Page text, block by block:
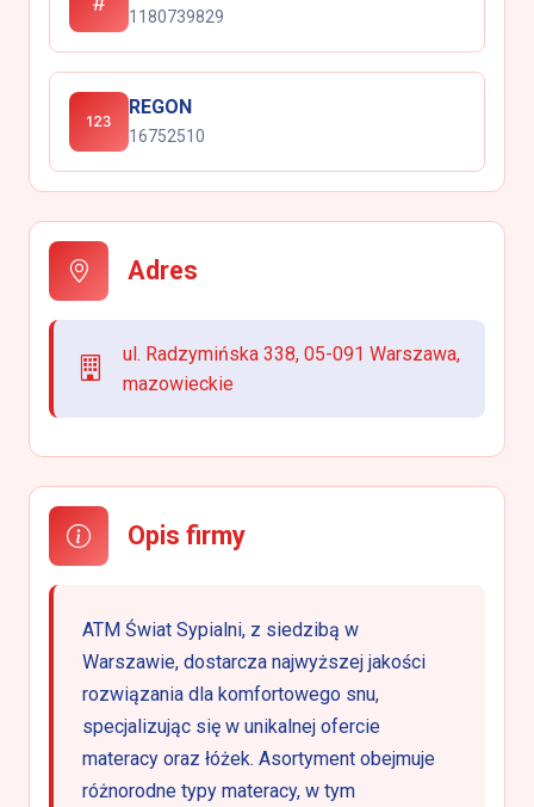
1180739829
REGON
16752510
Adres
ul. Radzymińska 338, 05-091 Warszawa,
mazowieckie
Opis firmy
ATM Świat Sypialni, z siedzibą w
Warszawie, dostarcza najwyższej jakości
rozwiązania dla komfortowego snu,
specjalizując się w unikalnej ofercie
materacy oraz łóżek. Asortyment obejmuje
różnorodne typy materacy, w tym